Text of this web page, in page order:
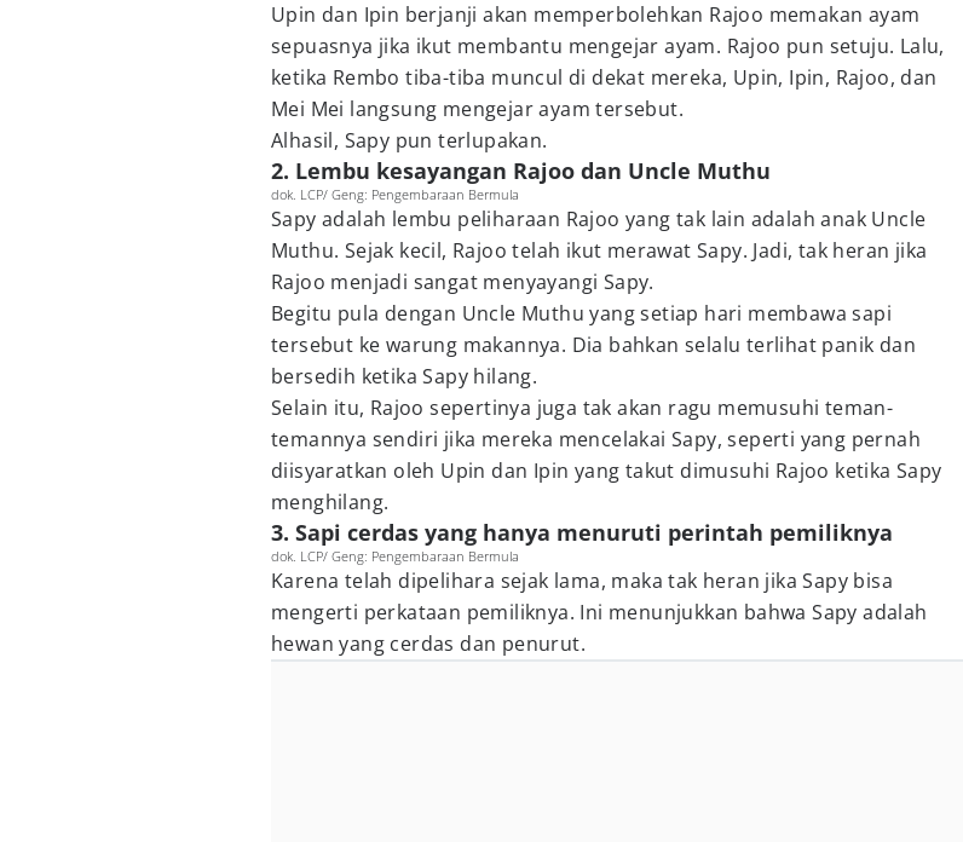
Upin dan Ipin berjanji akan memperbolehkan Rajoo memakan ayam
sepuasnya jika ikut membantu mengejar ayam. Rajoo pun setuju. Lalu,
ketika Rembo tiba-tiba muncul di dekat mereka, Upin, Ipin, Rajoo, dan
Mei Mei langsung mengejar ayam tersebut.
Alhasil, Sapy pun terlupakan.
2. Lembu kesayangan Rajoo dan Uncle Muthu
dok. LCP/ Geng: Pengembaraan Bermula
Sapy adalah lembu peliharaan Rajoo yang tak lain adalah anak Uncle
Muthu. Sejak kecil, Rajoo telah ikut merawat Sapy. Jadi, tak heran jika
Rajoo menjadi sangat menyayangi Sapy.
Begitu pula dengan Uncle Muthu yang setiap hari membawa sapi
tersebut ke warung makannya. Dia bahkan selalu terlihat panik dan
bersedih ketika Sapy hilang.
Selain itu, Rajoo sepertinya juga tak akan ragu memusuhi teman-
temannya sendiri jika mereka mencelakai Sapy, seperti yang pernah
diisyaratkan oleh Upin dan Ipin yang takut dimusuhi Rajoo ketika Sapy
menghilang.
3. Sapi cerdas yang hanya menuruti perintah pemiliknya
dok. LCP/ Geng: Pengembaraan Bermula
Karena telah dipelihara sejak lama, maka tak heran jika Sapy bisa
mengerti perkataan pemiliknya. Ini menunjukkan bahwa Sapy adalah
hewan yang cerdas dan penurut.